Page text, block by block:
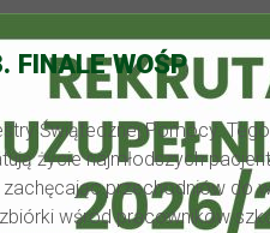
FINALE WOŚP
Świątecznej Pomocy.
życie najmłodszych
przechodniów do
wśród pracowników